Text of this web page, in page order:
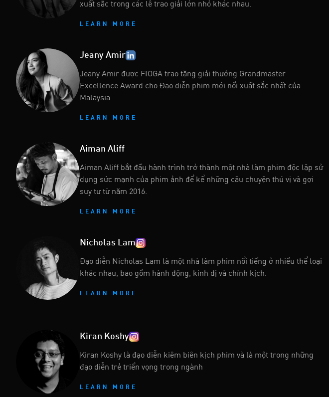
xuất sắc trong các lễ trao giải lớn nhỏ khác nhau.
LEARN MORE
Jeany Amir
Jeany Amir được FIOGA trao tặng giải thưởng Grandmaster
Excellence Award cho Đạo diễn phim mới nổi xuất sắc nhất của
Malaysia.
LEARN MORE
Aiman Aliff
Aiman Aliff bắt đầu hành trình trở thành một nhà làm phim độc lập sử
dụng sức mạnh của phim ảnh để kể những câu chuyện thú vị và gợi
suy tư từ năm 2016.
LEARN MORE
Nicholas Lam
Đạo diễn Nicholas Lam là một nhà làm phim nổi tiếng ở nhiều thể loại
khác nhau, bao gồm hành động, kinh dị và chính kịch.
LEARN MORE
Kiran Koshy
Kiran Koshy là đạo diễn kiêm biên kịch phim và là một trong những
đạo diễn trẻ triển vọng trong ngành
LEARN MORE